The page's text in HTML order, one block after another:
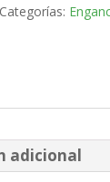
Categorías:
adicional